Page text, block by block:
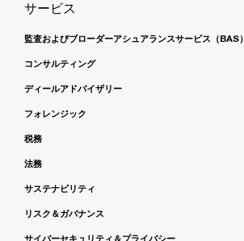
サービス
監査およびブローダーアシュアランスサービス（BAS）
コンサルティング
ディールアドバイザリー
フォレンジック
税務
法務
サステナビリティ
リスク＆ガバナンス
サイバーセキュリティ＆プライバシー